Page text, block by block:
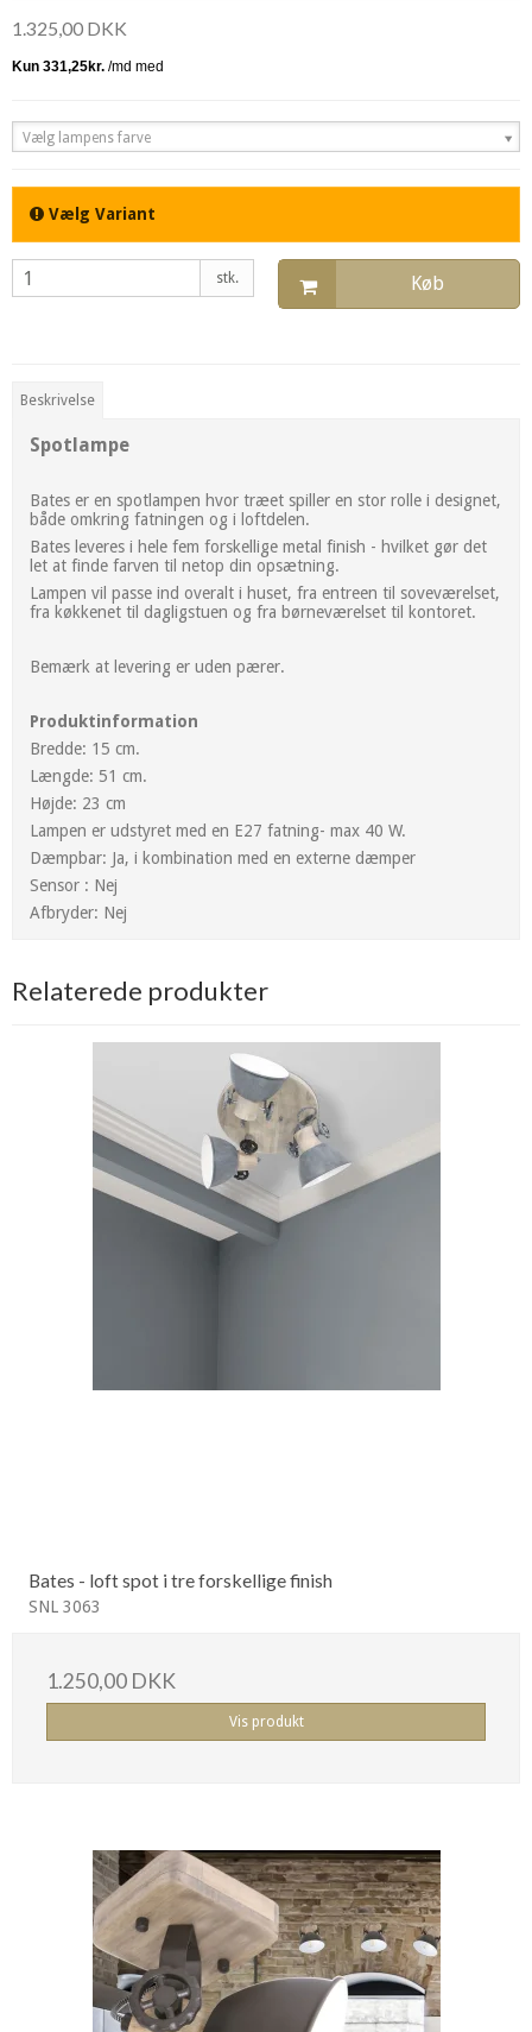
1.325,00 DKK
Vælg lampens farve
Vælg Variant
stk. Køb
Beskrivelse
Spotlampe
Bates er en spotlampen hvor træet spiller en stor rolle i designet,
både omkring fatningen og i loftdelen.
Bates leveres i hele fem forskellige metal finish - hvilket gør det
let at finde farven til netop din opsætning.
Lampen vil passe ind overalt i huset, fra entreen til soveværelset,
fra køkkenet til dagligstuen og fra børneværelset til kontoret.
Bemærk at levering er uden pærer.
Produktinformation
Bredde: 15 cm.
Længde: 51 cm.
Højde: 23 cm
Lampen er udstyret med en E27 fatning- max 40 W.
Dæmpbar: Ja, i kombination med en externe dæmper
Sensor : Nej
Afbryder: Nej
Relaterede produkter
Bates - loft spot i tre forskellige finish
SNL 3063
1.250,00 DKK
Vis produkt